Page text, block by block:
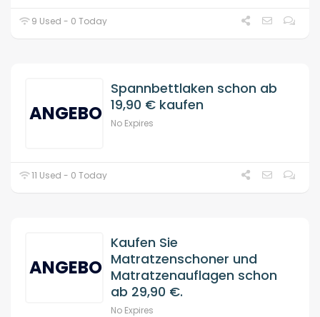
9 Used - 0 Today
ANGEBOT
Spannbettlaken schon ab
19,90 € kaufen
No Expires
11 Used - 0 Today
ANGEBOT
Kaufen Sie
Matratzenschoner und
Matratzenauflagen schon
ab 29,90 €.
No Expires